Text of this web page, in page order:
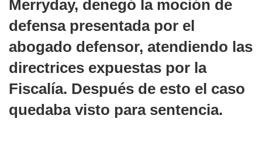
Merryday, denegó la moción de
defensa presentada por el
abogado defensor, atendiendo las
directrices expuestas por la
Fiscalía. Después de esto el caso
quedaba visto para sentencia.